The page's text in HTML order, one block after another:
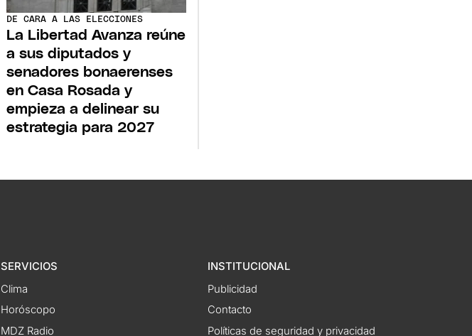
DE CARA A LAS ELECCIONES
La Libertad Avanza reúne
a sus diputados y
senadores bonaerenses
en Casa Rosada y
empieza a delinear su
estrategia para 2027
SERVICIOS
Clima
Horóscopo
MDZ Radio
INSTITUCIONAL
Publicidad
Contacto
Políticas de seguridad y privacidad